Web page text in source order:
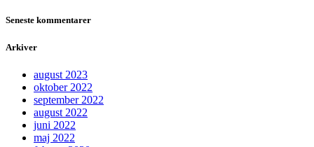
Seneste kommentarer
Arkiver
august 2023
oktober 2022
september 2022
august 2022
juni 2022
maj 2022